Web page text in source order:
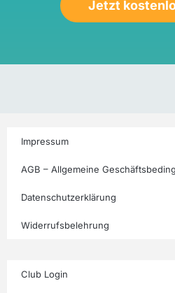
Jetzt
Impressum
AGB – Allgemeine
Datenschutzerklärung
Widerrufsbelehrung
Club Login